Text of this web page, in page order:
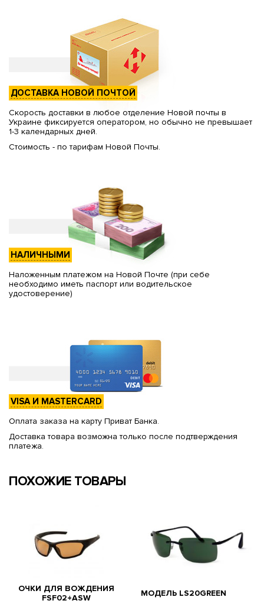
ДОСТАВКА НОВОЙ ПОЧТОЙ
Скорость доставки в любое отделение Новой почты в
Украине фиксируется оператором, но обычно не превышает
1-3 календарных дней.
Стоимость - по тарифам Новой Почты.
НАЛИЧНЫМИ
Наложенным платежом на Новой Почте (при себе
необходимо иметь паспорт или водительское
удостоверение)
VISA И MASTERCARD
Оплата заказа на карту Приват Банка.
Доставка товара возможна только после подтверждения
платежа.
ПОХОЖИЕ ТОВАРЫ
ОЧКИ ДЛЯ ВОЖДЕНИЯ
FSF02+ASW
МОДЕЛЬ LS20GREEN